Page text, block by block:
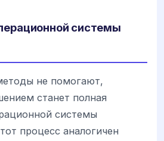
системы
не помогают,
станет полная
системы
процесс аналогичен